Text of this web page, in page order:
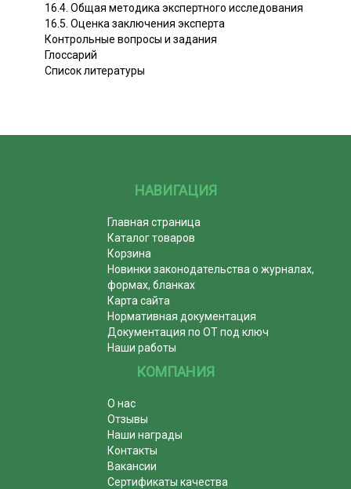
16.4. Общая методика экспертного исследования
16.5. Оценка заключения эксперта
Контрольные вопросы и задания
Глоссарий
Список литературы
НАВИГАЦИЯ
Главная страница
Каталог товаров
Корзина
Новинки законодательства о журналах,
формах, бланках
Карта сайта
Нормативная документация
Документация по ОТ под ключ
Наши работы
КОМПАНИЯ
О нас
Отзывы
Наши награды
Контакты
Вакансии
Сертификаты качества